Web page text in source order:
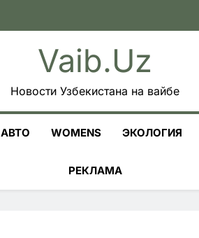
Vaib.uz
Новости Узбекистана на вайбе
АВТО WOMENS ЭКОЛОГИЯ
РЕКЛАМА